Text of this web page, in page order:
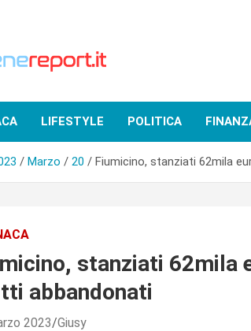
LIFESTYLE POLITICA
Marzo 20 Fiumicino, stanziati 62mila
stanziati 62mila
abbandonati
2023 Giusy